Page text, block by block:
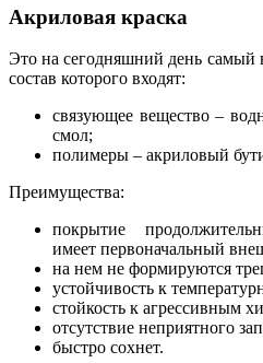
Акриловая краска
Это на сегодняшний день самый
состав которого входят:
связующее вещество –
смол;
полимеры – акриловый
Преимущества:
покрытие
имеет первоначальный
на нем не формируются
устойчивость к
стойкость к агрессивным
отсутствие неприятного
быстро сохнет.